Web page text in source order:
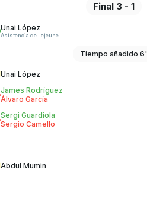
Final 3 - 1
Unai López
Asistencia de Lejeune
Tiempo añadido 6'
Unai López
James Rodríguez
Álvaro García
Sergi Guardiola
Sergio Camello
Abdul Mumin